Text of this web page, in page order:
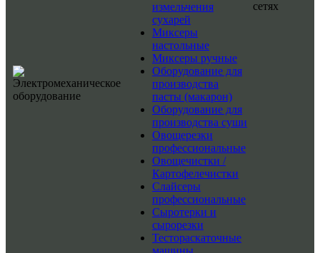
измельчения
сухарей
Миксеры
настольные
Миксеры ручные
Оборудование для
производства
пасты (макарон)
Оборудование для
производства суши
Овощерезки
профессиональные
Овощечистки /
Картофелечистки
Слайсеры
профессиональные
Сыротерки и
сырорезки
Тестораскаточные
машины
сетях